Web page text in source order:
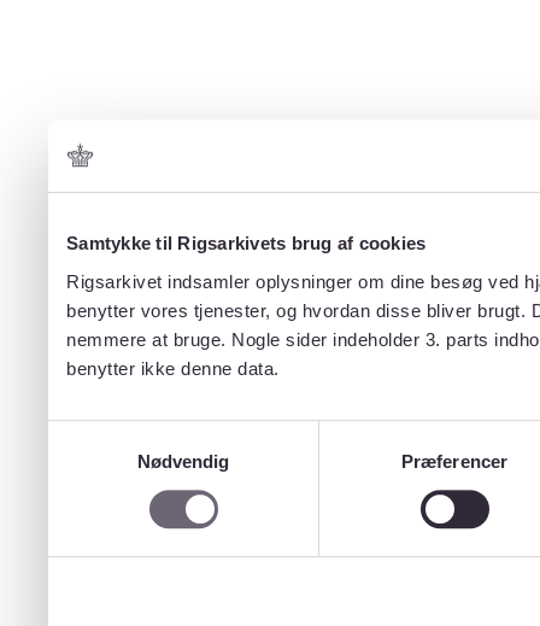
Samtykke til Rigsarkivets brug af cookies
Rigsarkivet indsamler oplysninger om dine besøg ved
benytter vores tjenester, og hvordan disse bliver
nemmere at bruge. Nogle sider indeholder 3. parts
benytter ikke denne data.
Nødvendig
Præferencer